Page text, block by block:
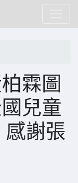
霖圖
兒童
感謝張